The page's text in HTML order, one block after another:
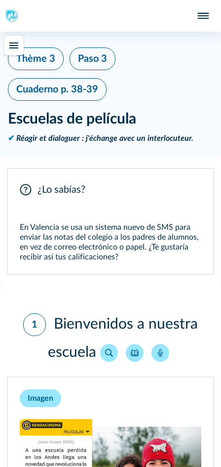
Thème 3 Paso 3
Cuaderno p. 38-39
Escuelas de película
✔ Réagir et dialoguer : j'échange avec un interlocuteur.
¿Lo sabías?
En Valencia se usa un sistema nuevo de SMS para
enviar las notas del colegio a los padres de alumnos,
en vez de correo electrónico o papel. ¿Te gustaría
recibir así tus calificaciones?
1
Bienvenidos a nuestra
escuela
Imagen